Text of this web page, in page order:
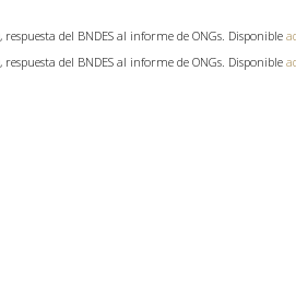
del BNDES al informe de ONGs. Disponible
del BNDES al informe de ONGs. Disponible